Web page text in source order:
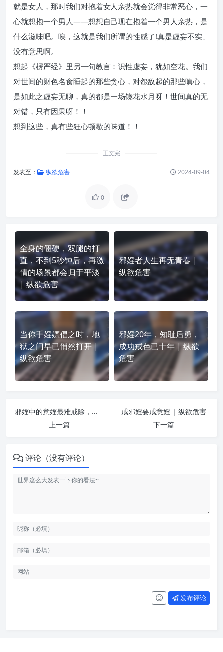
就是女人，那时我们对抱着女人亲热就会觉得非常恶心，一
心就想抱一个男人——想想自己现在抱着一个男人亲热，是
什么滋味吧。唉，这就是我们所谓的性感了!真是虚妄不实、
没有意思啊。
想起《楞严经》里另一句教言：识性虚妄，犹如空花。我们
对世间的财色名食睡起的那些贪心，对怨敌起的那些嗔心，
是如此之虚妄无聊，真的都是一场镜花水月呀！世间真的无
对错，只有因果呀！！
想到这些，真有些狂心顿歇的味道！！
正文完
发表至： 纵欲危害 2024-09-04
0
全身的僵硬，双腿的打
直，不到5秒钟后，再激
情的场景都会归于平淡
| 纵欲危害
邪婬者人生再无青春 |
纵欲危害
当你手婬嫖倡之时，地
狱之门早已悄然打开 |
纵欲危害
邪婬20年，知耻后勇，
成功戒色已十年 | 纵欲
危害
邪婬中的意婬最难戒除，婬乱行为天怒人怨！ | 纵欲危害
上一篇
戒邪婬要戒意婬 | 纵欲危害
下一篇
评论（没有评论）
发布评论